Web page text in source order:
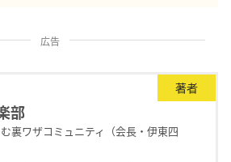
広告
著者
部
裏ワザコミュニティ（会長・伊東四